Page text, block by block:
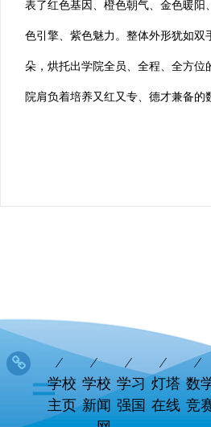
表了红色基因、橙色朝气、金色暖阳
色引擎、紫色魅力。整体外形犹如双
朵，烘托出学院全员、全程、全方位
院肩负着培养又红又专、德才兼备的
学校
主页
学校
新闻
学习
强国
灯塔
在线
数
竞